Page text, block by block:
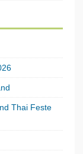
Thai Feste